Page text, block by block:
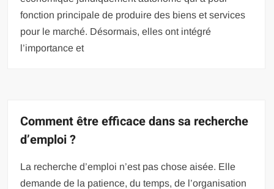
fonction principale de produire des biens et services
pour le marché. Désormais, elles ont intégré
l’importance et
Comment être efficace dans sa recherche
d’emploi ?
La recherche d’emploi n’est pas chose aisée. Elle
demande de la patience, du temps, de l’organisation